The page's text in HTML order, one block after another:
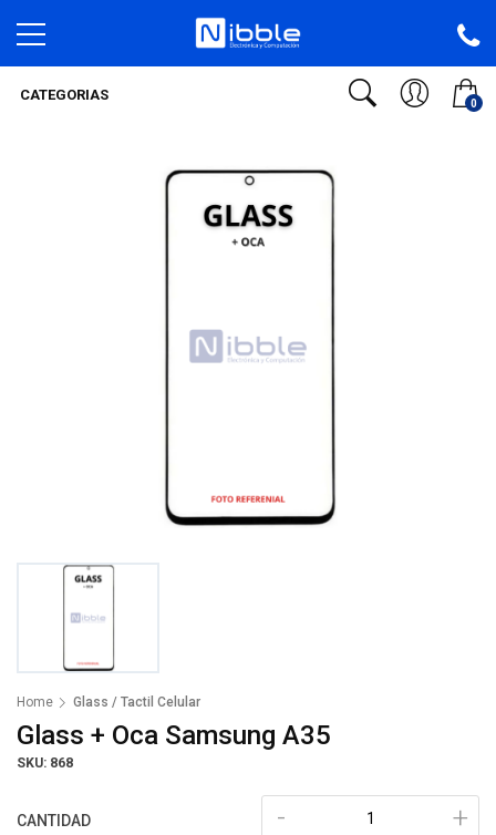
0
CATEGORIAS
Home Glass / Tactil Celular
Glass + Oca Samsung A35
SKU: 868
CANTIDAD +
-